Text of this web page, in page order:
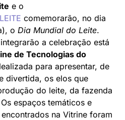
e o
comemorarão, no dia
o Dia Mundial do Leite.
a celebração está
de Tecnologias do
para apresentar, de
divertida, os elos que
do leite, da fazenda
espaços temáticos e
na Vitrine foram